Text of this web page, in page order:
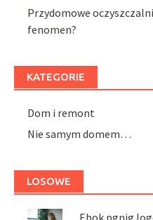
Przydomowe
fenomen?
KATEGORIE
Dom i remont
Nie samym domem…
LOSOWE